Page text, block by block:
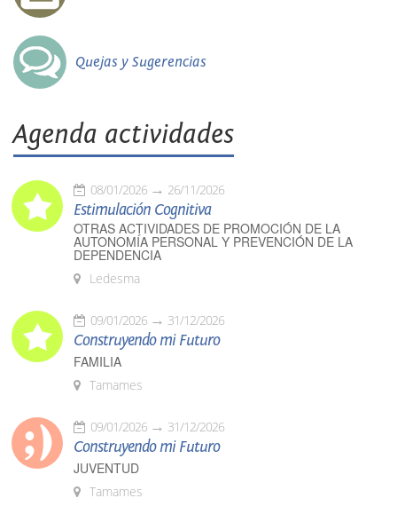
Quejas y Sugerencias
Agenda actividades
08/01/2026 26/11/2026
Estimulación Cognitiva
OTRAS ACTIVIDADES DE PROMOCIÓN DE LA
AUTONOMÍA PERSONAL Y PREVENCIÓN DE LA
DEPENDENCIA
Ledesma
09/01/2026 31/12/2026
Construyendo mi Futuro
FAMILIA
Tamames
09/01/2026 31/12/2026
Construyendo mi Futuro
JUVENTUD
Tamames